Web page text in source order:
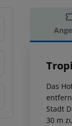
Das
Stadt
30 m